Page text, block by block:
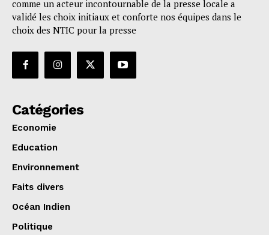
comme un acteur incontournable de la presse locale a
validé les choix initiaux et conforte nos équipes dans le
choix des NTIC pour la presse
Catégories
Economie
Education
Environnement
Faits divers
Océan Indien
Politique